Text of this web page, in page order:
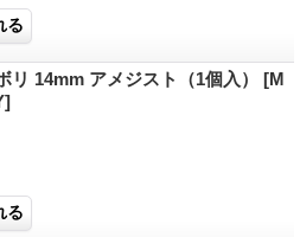
リ 14mm アメジスト（1個入） [M